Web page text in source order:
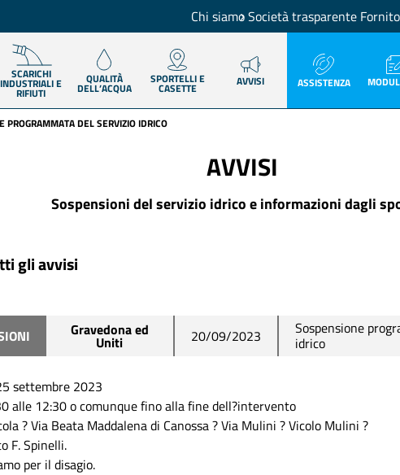
Chi siamoSocietà trasparente
SCARICHI
INDUSTRIALI E
RIFIUTI
QUALITÀ
DELL’ACQUA
SPORTELLI E
CASETTE AVVISI ASSISTENZA
PROGRAMMATA DEL SERVIZIO IDRICO
AVVISI
Sospensioni del servizio idrico e informazioni dagli
gli avvisi
Gravedona ed
Uniti 20/09/2023 Sospensione
idrico
settembre 2023
alle 12:30 o comunque fino alla fine dell?intervento
? Via Beata Maddalena di Canossa ? Via Mulini ? Vicolo Mulini ?
F. Spinelli.
per il disagio.